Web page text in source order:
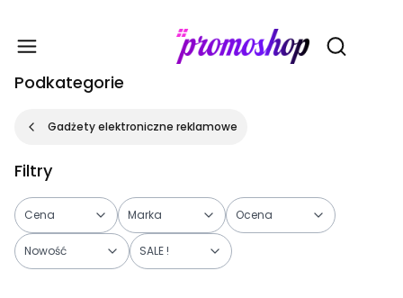
Otwórz
Podkategorie
Gadżety elektroniczne reklamowe
Filtry
Cena Marka Ocena
Nowość SALE !